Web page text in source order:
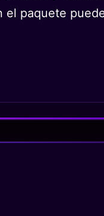
paquete